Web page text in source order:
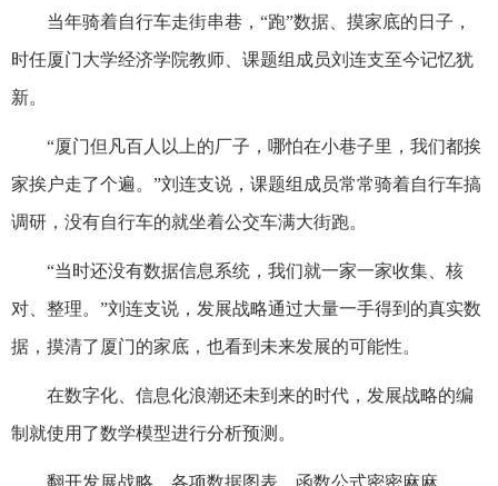
当年骑着自行车走街串巷，“跑”数据、摸家底的日子，
时任厦门大学经济学院教师、课题组成员刘连支至今记忆犹
新。
“厦门但凡百人以上的厂子，哪怕在小巷子里，我们都挨
家挨户走了个遍。”刘连支说，课题组成员常常骑着自行车搞
调研，没有自行车的就坐着公交车满大街跑。
“当时还没有数据信息系统，我们就一家一家收集、核
对、整理。”刘连支说，发展战略通过大量一手得到的真实数
据，摸清了厦门的家底，也看到未来发展的可能性。
在数字化、信息化浪潮还未到来的时代，发展战略的编
制就使用了数学模型进行分析预测。
翻开发展战略，各项数据图表、函数公式密密麻麻。